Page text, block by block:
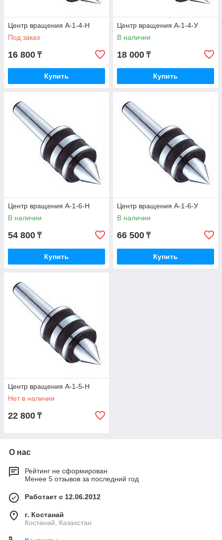
Центр вращения А-1-4-Н
Под заказ
16 800 ₸
Купить
Центр вращения А-1-4-У
В наличии
18 000 ₸
Купить
Центр вращения А-1-6-Н
В наличии
54 800 ₸
Купить
Центр вращения А-1-6-У
В наличии
66 500 ₸
Купить
Центр вращения А-1-5-Н
Нет в наличии
22 800 ₸
О нас
Рейтинг не сформирован
Менее 5 отзывов за последний год
Работает с 12.06.2012
г. Костанай
Костанай, Казахстан